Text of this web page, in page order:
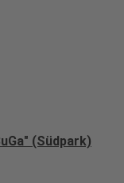
(Südpark)